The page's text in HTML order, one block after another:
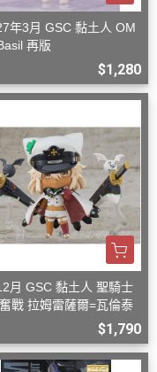
年3月 GSC 黏土人 OM
再版
$1,280
月 GSC 黏土人 聖騎士
戰 拉姆雷薩爾=瓦倫泰
$1,790